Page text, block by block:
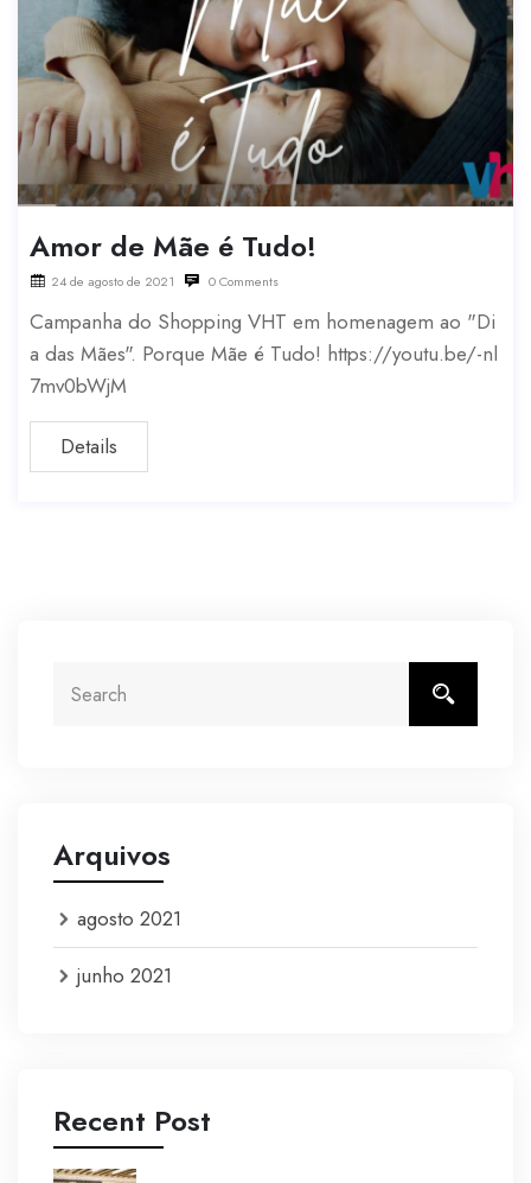
Amor de Mãe é Tudo!
24 de agosto de 2021 0 Comments
Campanha do Shopping VHT em homenagem ao "Di
a das Mães". Porque Mãe é Tudo! https://youtu.be/-nl
7mv0bWjM
Details
Arquivos
agosto 2021
junho 2021
Recent Post